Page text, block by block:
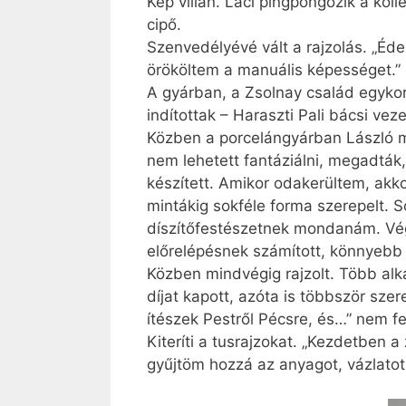
cipő.
Szenvedélyévé vált a rajzolás.
örököltem a manuális képességet.”
A gyárban, a Zsolnay család
indítottak – Haraszti Pali bácsi
Közben a porcelángyárban
nem lehetett fantáziálni,
készített. Amikor odakerültem,
mintákig sokféle forma szerepelt.
díszítőfestészetnek mondanám.
előrelépésnek számított,
Közben mindvégig rajzolt. Több
díjat kapott, az­óta is többször
ítészek Pestről Pécsre, és…” nem
Kiteríti a tusrajzokat. „Kezdetben
gyűjtöm hozzá az anyagot,